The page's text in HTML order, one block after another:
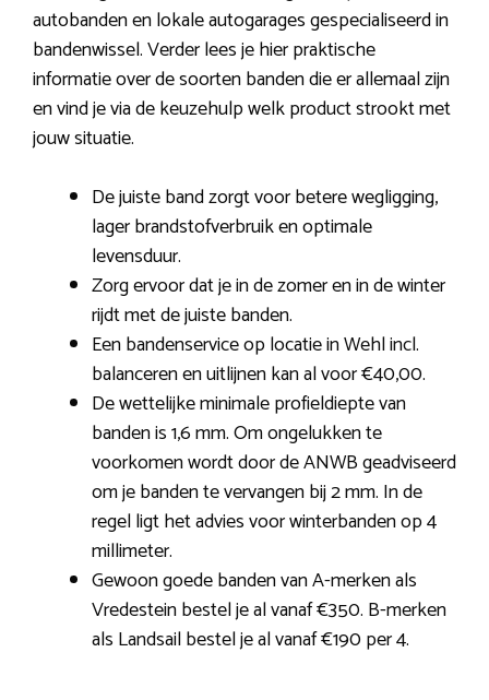
autobanden en lokale autogarages gespecialiseerd in
bandenwissel. Verder lees je hier praktische
informatie over de soorten banden die er allemaal zijn
en vind je via de keuzehulp welk product strookt met
jouw situatie.
De juiste band zorgt voor betere wegligging,
lager brandstofverbruik en optimale
levensduur.
Zorg ervoor dat je in de zomer en in de winter
rijdt met de juiste banden.
Een bandenservice op locatie in Wehl incl.
balanceren en uitlijnen kan al voor €40,00.
De wettelijke minimale profieldiepte van
banden is 1,6 mm. Om ongelukken te
voorkomen wordt door de ANWB geadviseerd
om je banden te vervangen bij 2 mm. In de
regel ligt het advies voor winterbanden op 4
millimeter.
Gewoon goede banden van A-merken als
Vredestein bestel je al vanaf €350. B-merken
als Landsail bestel je al vanaf €190 per 4.